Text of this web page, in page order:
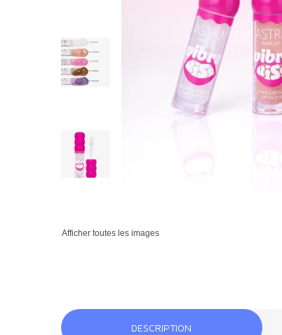
Afficher toutes les images
DESCRIPTION